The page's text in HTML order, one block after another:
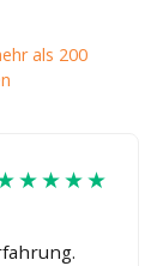
als 200